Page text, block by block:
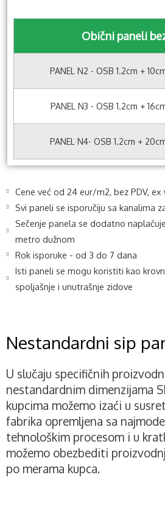
Obični paneli
PANEL N2 - OSB 1.2cm +
PANEL N3 - OSB 1.2cm +
PANEL N4- OSB 1.2cm +
Cene već od 24 eur/m2, bez PDV, ex
Svi paneli se isporučiju sa kanalima
Sečenje panela se dodatno
metro dužnom
Rok isporuke - od 3 do 7 dana
Isti paneli se mogu koristiti kao
spoljašnje i unutrašnje zidove
Nestandardni sip
U slučaju specifičnih
nestandardnim dimenzijama
kupcima možemo izaći u
fabrika opremljena sa
tehnološkim procesom i u
možemo obezbediti
po merama kupca.